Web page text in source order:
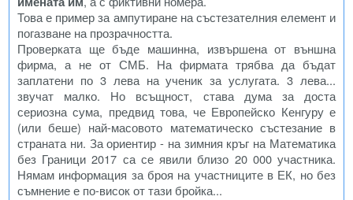
Това е пример за ампутиране на състезателния елемент и
погазване на прозрачността.
Проверката ще бъде машинна, извършена от външна
фирма, а не от СМБ. На фирмата трябва да бъдат
заплатени по 3 лева на ученик за услугата. 3 лева...
звучат малко. Но всъщност, става дума за доста
сериозна сума, предвид това, че Европейско Кенгуру е
(или беше) най-масовото математическо състезание в
страната ни. За ориентир - на зимния кръг на Математика
без Граници 2017 са се явили близо 20 000 участника.
Нямам информация за броя на участниците в ЕК, но без
съмнение е по-висок от тази бройка...